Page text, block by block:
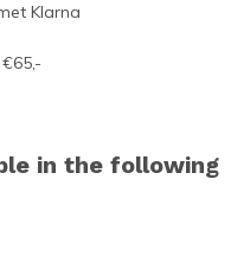
Klarna
in the following